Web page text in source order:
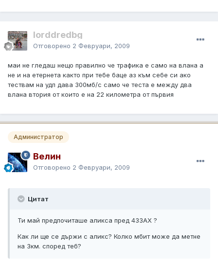
lorddredbg
Отговорено 2 Февруари, 2009
маи не гледаш нещо правилно че трафика е само на влана а
не и на етернета както при тебе баце аз към себе си ако
тествам на удп дава 300мб/с само че теста е между два
влана втория от които е на 22 километра от първия
Администратор
Велин
Отговорено 2 Февруари, 2009
Цитат
Ти май предпочиташе аликса пред 433АХ ?
Как ли ще се държи с аликс? Колко мбит може да метне
на 3км. според теб?